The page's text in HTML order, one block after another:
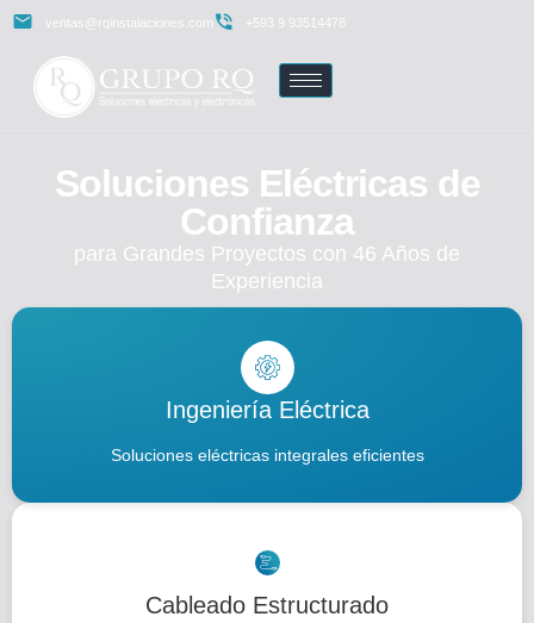
ventas@rqinstalaciones.com +593 9 93514478
Soluciones Eléctricas de
Confianza
para Grandes Proyectos con 46 Años de
Experiencia
Ingeniería Eléctrica
Soluciones eléctricas integrales eficientes
Cableado Estructurado